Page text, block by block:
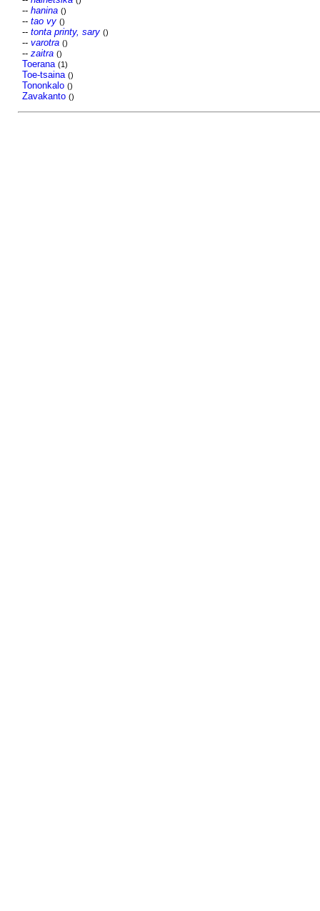
-- hanina ()
-- tao vy ()
-- tonta printy, sary ()
-- varotra ()
-- zaitra ()
Toerana (1)
Toe-tsaina ()
Tononkalo ()
Zavakanto ()